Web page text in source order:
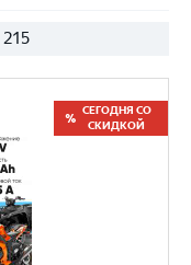
215
СЕГОДНЯ СО
СКИДКОЙ